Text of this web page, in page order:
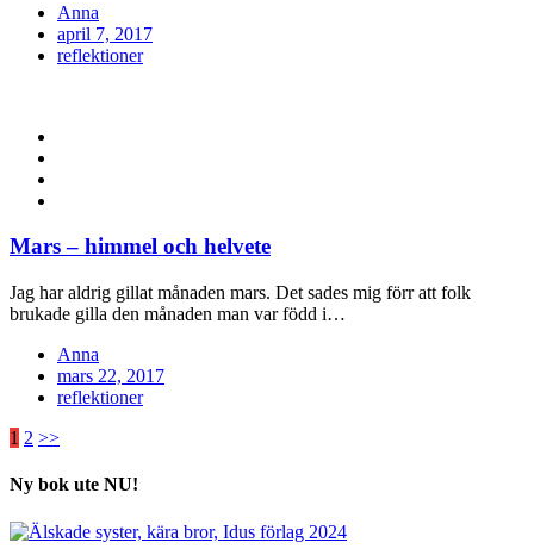
Anna
Posted
on
april 7, 2017
reflektioner
Mars – himmel och helvete
Jag har aldrig gillat månaden mars. Det sades mig förr att folk
brukade gilla den månaden man var född i…
Anna
Posted
on
mars 22, 2017
reflektioner
Inläggsnavigering
1 2 >>
Ny bok ute NU!